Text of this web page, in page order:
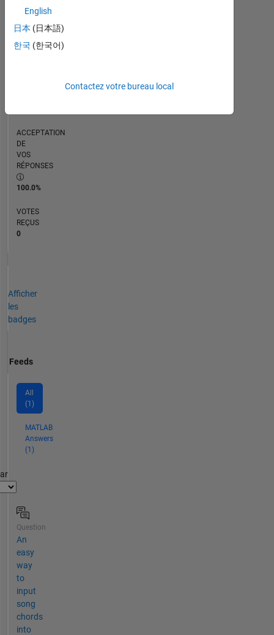
RÉPUTATION
0
ACCEPTATION
DE
VOS
RÉPONSES
100.0%
VOTES
REÇUS
0
Afficher
les
badges
Feeds
All
(1)
MATLAB
Answers
(1)
Question
An
easy
way
to
input
song
chords
into
English
日本 (日本語)
한국 (한국어)
Contactez votre bureau local